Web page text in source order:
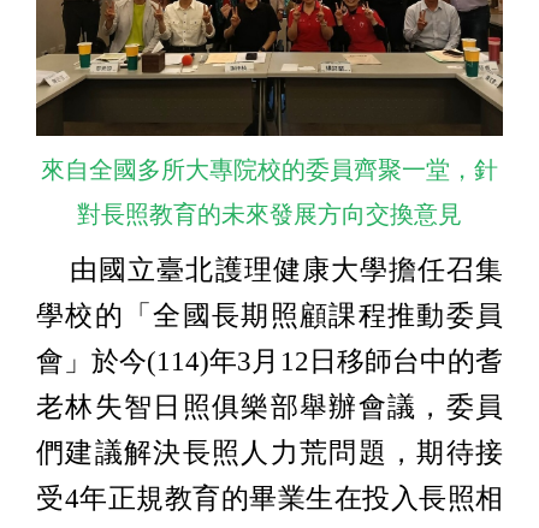
來自全國多所大專院校的委員齊聚一堂，針
對長照教育的未來發展方向交換意見
由國立臺北護理健康大學擔任召集
學校的「全國長期照顧課程推動委員
會」於今(114)年3月12日移師台中的耆
老林失智日照俱樂部舉辦會議，委員
們建議解決長照人力荒問題，期待接
受4年正規教育的畢業生在投入長照相